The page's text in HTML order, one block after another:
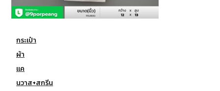
กระเป๋า
ผ้า
แค
นวาส+สกรีน